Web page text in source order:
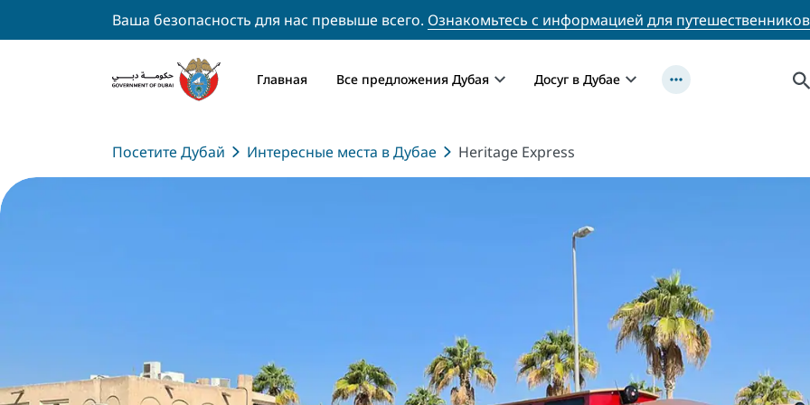
Ваша безопасность для нас превыше всего. Ознакомьтесь с информацией для путешественников
Главная Все предложения Дубая Досуг в Дубае
Посетите Дубай Интересные места в Дубае Heritage Express